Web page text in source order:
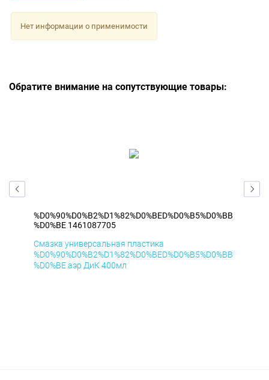
Нет информации о применимости
Обратите внимание на сопутствующие товары:
%D0%90%D0%B2%D1%82%D0%BED%D0%B5%D0%BB
%D0%BE 1461087705
Смазка универсальная пластика
%D0%90%D0%B2%D1%82%D0%BED%D0%B5%D0%BB
%D0%BE аэр ДиК 400мл